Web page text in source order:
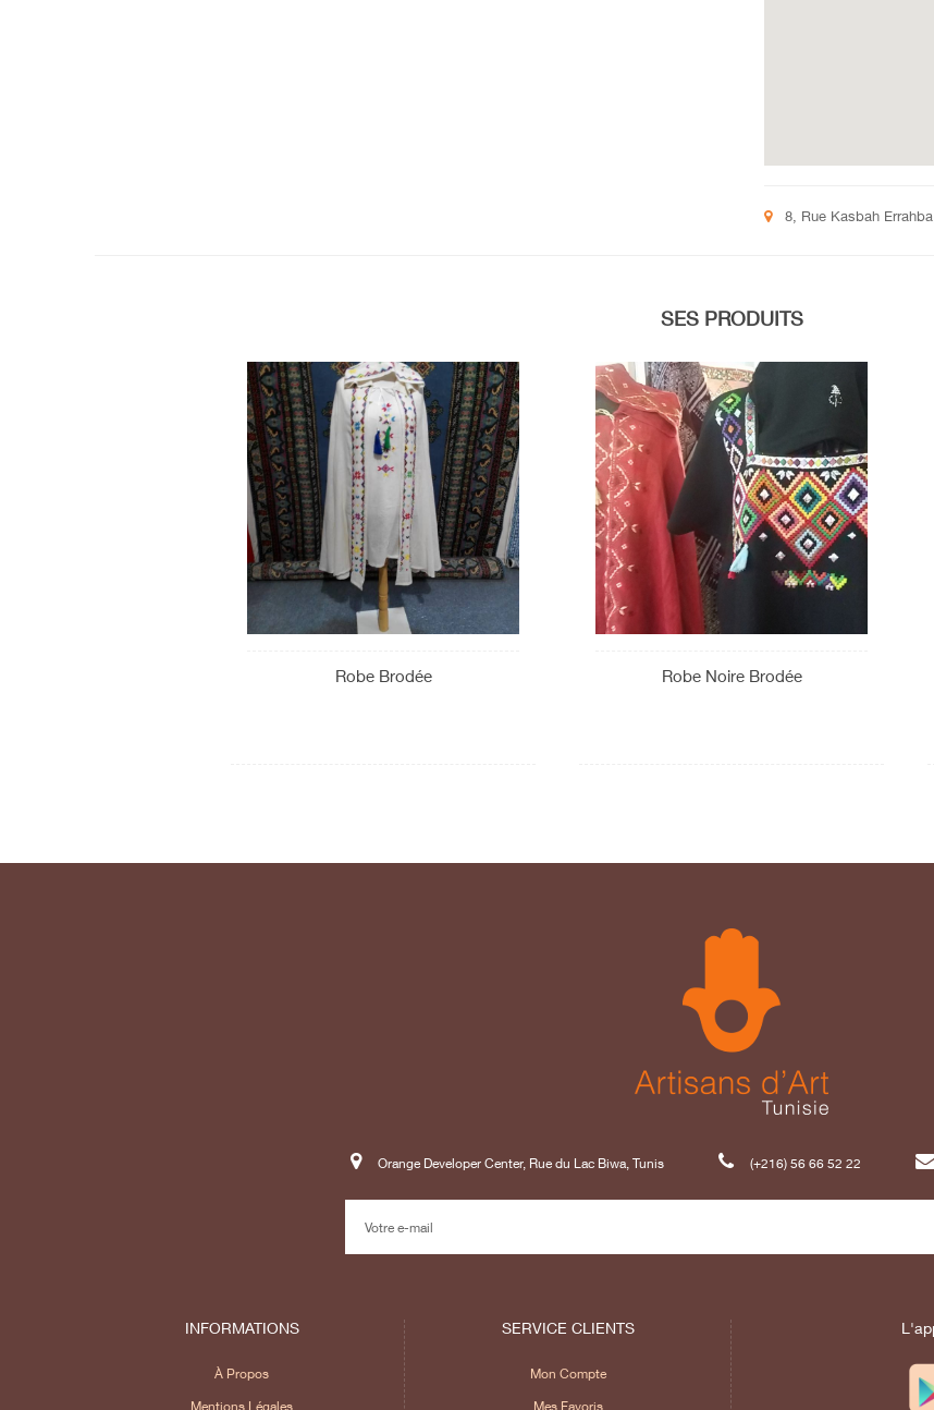
8, Rue Kasbah
SES PRODUITS
Robe Brodée Robe Noire Brodée
Orange Developer Center, Rue du Lac Biwa, Tunis (+216) 56 66 52 22
INFORMATIONS
À Propos
Mentions Légales
SERVICE CLIENTS
Mon Compte
Mes Favoris